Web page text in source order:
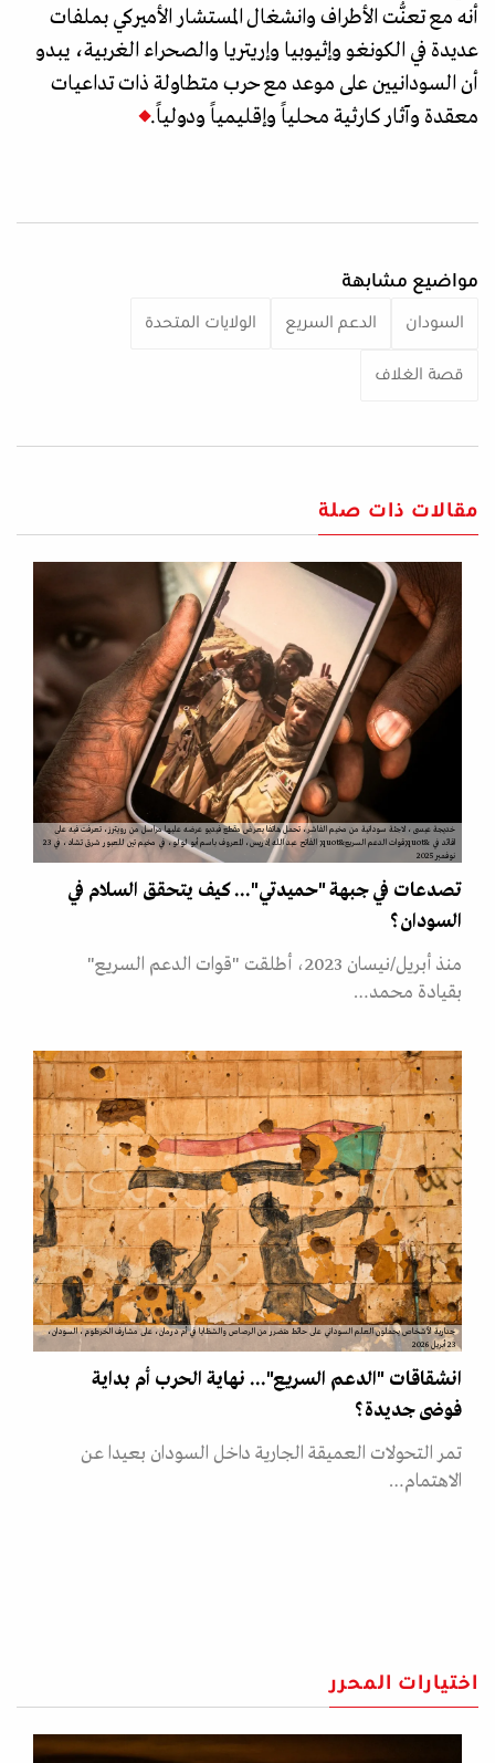
أنه مع تعنُّت الأطراف وانشغال المستشار الأميركي بملفات
عديدة في الكونغو وإثيوبيا وإريتريا والصحراء الغربية، يبدو
أن السودانيين على موعد مع حرب متطاولة ذات تداعيات
معقدة وآثار كارثية محلياً وإقليمياً ودولياً.
مواضيع مشابهة
السودان الدعم السريع الولايات المتحدة
قصة الغلاف
مقالات ذات صلة
خديجة عيسى، لاجئة سودانية من مخيم الفاشر، تحمل هاتفا يعرض مقطع فيديو عرضه عليها مراسل من رويترز، تعرفت فيه على
اقائد في &quot;قوات الدعم السريع&quot; الفاتح عبد الله إدريس، المعروف باسم أبو لولو، في مخيم تين للعبور شرق تشاد، في 23
نوفمبر 2025
تصدعات في جبهة "حميدتي"... كيف يتحقق السلام في
السودان؟
منذ أبريل/نيسان 2023، أطلقت "قوات الدعم السريع"
بقيادة محمد…
جدارية لأشخاص يحملون العلم السوداني على حائط متضرر من الرصاص والشظايا في أم درمان، على مشارف الخرطوم، السودان،
23 أبريل 2026
انشقاقات "الدعم السريع"... نهاية الحرب أم بداية
فوضى جديدة؟
تمر التحولات العميقة الجارية داخل السودان بعيدا عن
الاهتمام…
اختيارات المحرر